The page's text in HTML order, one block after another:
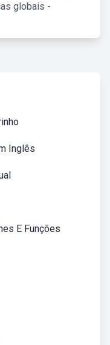
globais -
Inglês
E Funções